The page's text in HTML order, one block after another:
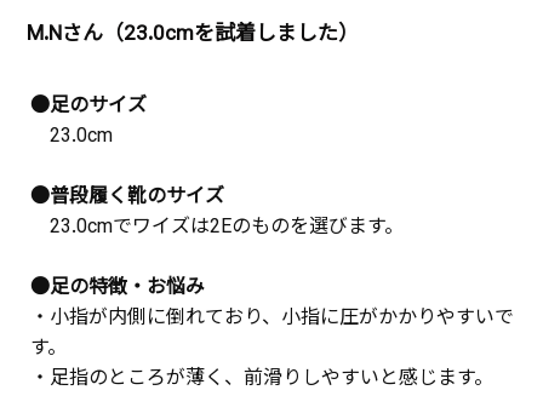
M.Nさん（23.0cmを試着しました）
●足のサイズ
23.0cm
●普段履く靴のサイズ
23.0cmでワイズは2Eのものを選びます。
●足の特徴・お悩み
・小指が内側に倒れており、小指に圧がかかりやすいで
す。
・足指のところが薄く、前滑りしやすいと感じます。